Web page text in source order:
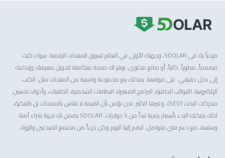
مرحباً بك في 5DOLAR، وجهتك الأولى في العالم لسوق المنتجات الرقمية. سواء كنت
مصمماً، مطوراً، كاتباً، أو صانع محتوى، نوفر لك منصة متكاملة لتحويل معرفتك وإبداعك
إلى دخل حقيقي. على موقعنا، يمكنك بيع مجموعة واسعة من المنتجات مثل: الكتب
الإلكترونية، القوالب الجاهزة، البرامج الصغيرة، البطاقات الشخصية، الخلفيات، وأدوات تحسين
محركات البحث (SEO)، وغيرها الكثير. نحن نؤمن بأن القيمة لا تقاس بالصفحات بل بالفكرة،
لذلك يمكنك البدء بأسعار رمزية تبدأ من 5 دولارات. 5DOLAR يضمن لك تجربة شراء آمنة
وسلسة، مع دعم فني متواصل. انضم إلينا اليوم وكن جزءاً من مجتمع المبدعين والرواد.